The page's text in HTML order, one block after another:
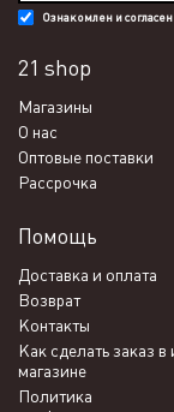
Ознакомлен и
21 shop
Магазины
О нас
Оптовые поставки
Рассрочка
Помощь
Доставка и оплата
Возврат
Контакты
Как сделать заказ в
магазине
Политика